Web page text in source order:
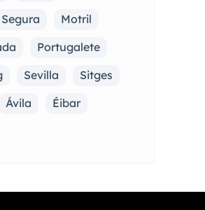
Motril
Portugalete
Sevilla
Sitges
Ávila
Éibar